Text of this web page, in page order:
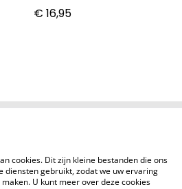
€ 16,95
Cookiebeleid
cookies. Dit zijn kleine bestanden die ons
diensten gebruikt, zodat we uw ervaring
U kunt meer over deze cookies